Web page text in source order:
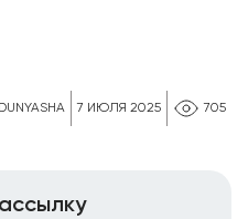
DUNYASHA 7 ИЮЛЯ 2025 705